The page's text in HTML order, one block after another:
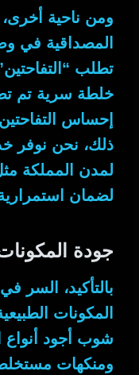
ومن ناحية أخرى
المصداقية في
تطلب
خلطة سرية تم
إحساس
ذلك، نحن نوفر
لمدن المملكة
لضمان
جودة
بالتأكيد، السر في
المكونات
شوب أجود أنواع
ومنكهات